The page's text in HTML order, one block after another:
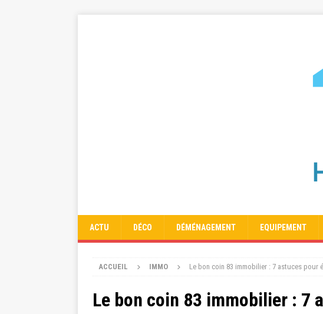
ACTU DÉCO DÉMÉNAGEMENT EQUIPEMENT
ACCUEIL IMMO Le bon coin 83 immobilier : 7 astuces pour
Le bon coin 83 immobilier : 7